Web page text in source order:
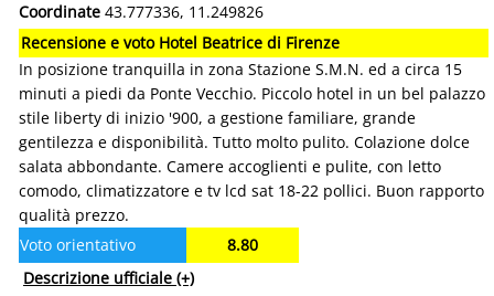
Coordinate 43.777336, 11.249826
Recensione e voto Hotel Beatrice di Firenze
In posizione tranquilla in zona Stazione S.M.N. ed a circa 15
minuti a piedi da Ponte Vecchio. Piccolo hotel in un bel palazzo
stile liberty di inizio '900, a gestione familiare, grande
gentilezza e disponibilità. Tutto molto pulito. Colazione dolce
salata abbondante. Camere accoglienti e pulite, con letto
comodo, climatizzatore e tv lcd sat 18-22 pollici. Buon rapporto
qualità prezzo.
Voto orientativo
8.80
Descrizione ufficiale (+)